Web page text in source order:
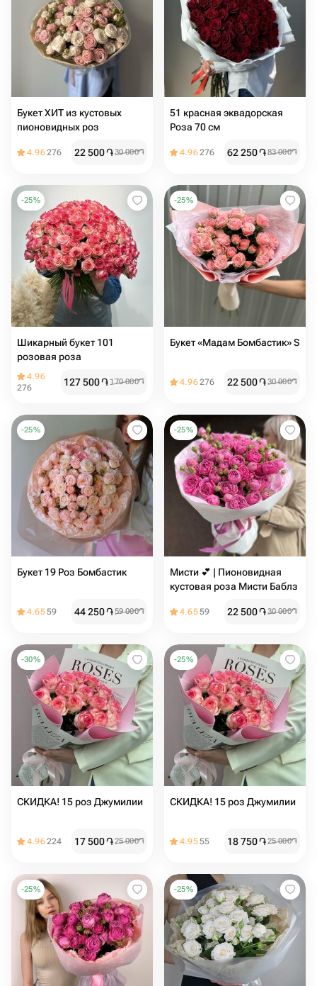
Букет ХИТ из кустовых
пионовидных роз
4.96276 22 500֏30 000֏
51 красная эквадорская
Роза 70 см
4.96276 62 250֏83 000֏
-25%
Шикарный букет 101
розовая роза
4.96
276
127 500֏ 170 000֏
-25%
Букет «Мадам Бомбастик» S
4.96276 22 500֏30 000֏
-25%
Букет 19 Роз Бомбастик
4.6559 44 250֏59 000֏
-25%
Мисти 💕 | Пионовидная
кустовая роза Мисти Баблз
4.6559 22 500֏30 000֏
-30%
СКИДКА! 15 роз Джумилии
4.96224 17 500֏25 000֏
-25%
СКИДКА! 15 роз Джумилии
4.9555 18 750֏25 000֏
-25% -25%